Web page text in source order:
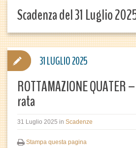
Scadenza del 31 Luglio
ROTTAMAZIONE QUATER
rata
31 Luglio 2025 in Scadenze
Stampa questa pagina
31 LUGLIO 2025